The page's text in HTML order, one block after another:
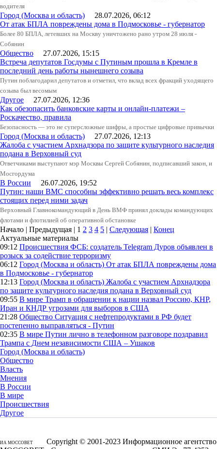
водителя
Город (Москва и область) 28.07.2026, 06:12
От атак БПЛА повреждены дома в Подмосковье - губернатор
Более 80 БПЛА, летевших на Москву уничтожено рано утром 28 июля -
Собянин
Общество 27.07.2026, 15:15
Встреча депутатов Госдумы с Путиным прошла в Кремле в
последний день работы нынешнего созыва
Путин поблагодарил депутатов и отметил, что вклад всех фракций уходящего
созыва был весомым
Другое 27.07.2026, 12:36
Как обезопасить банковские карты и онлайн-платежи –
Роскачество, правила
Безопасность — это не суперсложные шифры, а простые цифровые привычки
Город (Москва и область) 27.07.2026, 12:13
Жалоба с участием Архнадзора по защите культурного наследия
подана в Верховный суд
Ответчиками выступают мэр Москвы Сергей Собянин, подписавший закон, и
Мосгордума
В России 26.07.2026, 19:52
Путин: наши ВМС способны эффективно решать весь комплекс
стоящих перед ними задач
Верховный Главнокомандующий в День ВМФ принял доклады командующих
флотами и флотилией об оперативной обстановке
Начало | Предыдущая | 1 2 3 4 5 | Следующая | Конец
Актуальные материалы
09:12 Происшествия ФСБ: создатель Telegram Дуров объявлен в
розыск за содействие терроризму
06:12 Город (Москва и область) От атак БПЛА повреждены дома
в Подмосковье - губернатор
12:13 Город (Москва и область) Жалоба с участием Архнадзора
по защите культурного наследия подана в Верховный суд
09:55 В мире Трамп в обращении к нации назвал Россию, КНР,
Иран и КНДР угрозами для выборов в США
21:28 Общество Ситуация с нефтепродуктами в РФ будет
постепенно выправляться - Путин
02:35 В мире Путин лично в телефонном разговоре поздравил
Трампа с Днем независимости США – Ушаков
Город (Москва и область)
Общество
Власть
Мнения
В России
В мире
Происшествия
Другое
ИА МОССОВЕТ
Copyright © 2001-2023 Информационное агентство